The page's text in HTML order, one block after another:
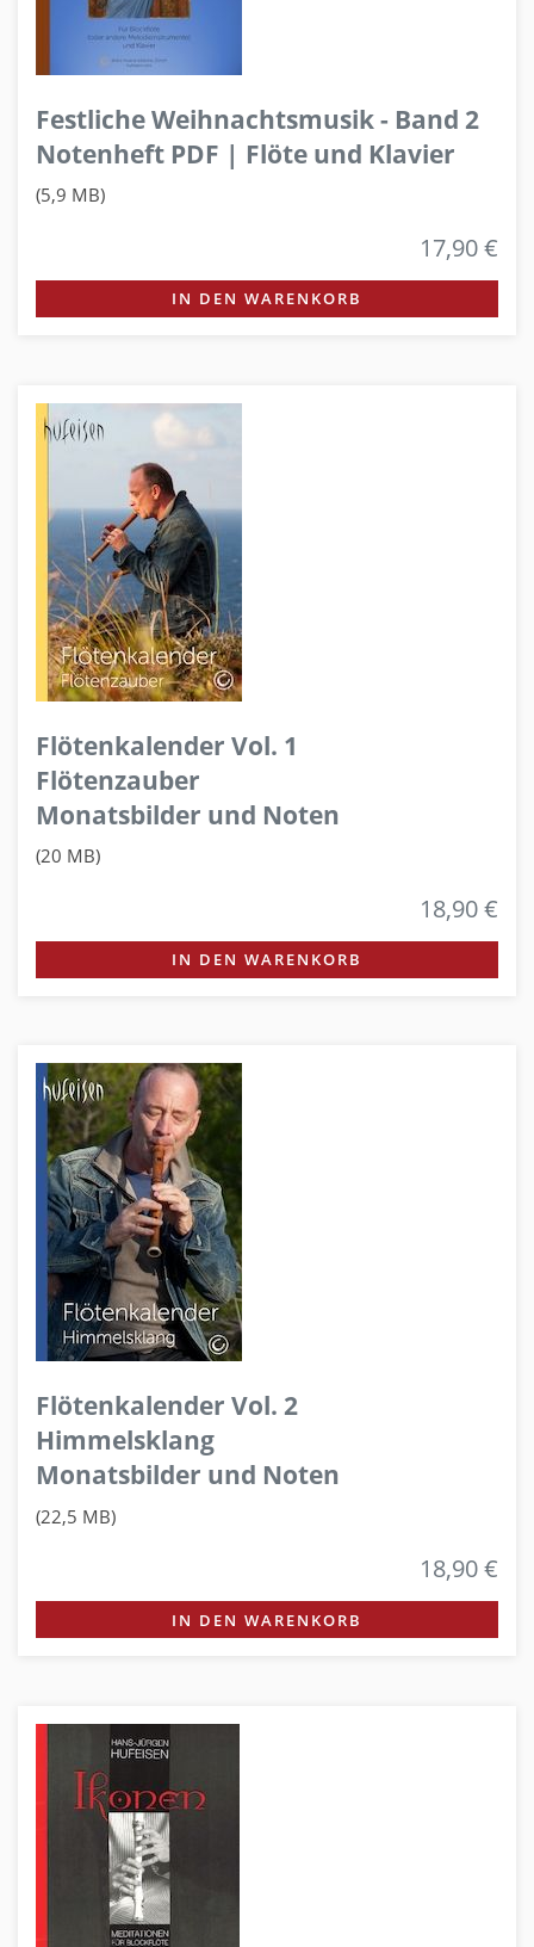
Festliche Weihnachtsmusik - Band 2
Notenheft PDF | Flöte und Klavier
(5,9 MB)
17,90 €
IN DEN WARENKORB
Flötenkalender Vol. 1
Flötenzauber
Monatsbilder und Noten
(20 MB)
18,90 €
IN DEN WARENKORB
Flötenkalender Vol. 2
Himmelsklang
Monatsbilder und Noten
(22,5 MB)
18,90 €
IN DEN WARENKORB